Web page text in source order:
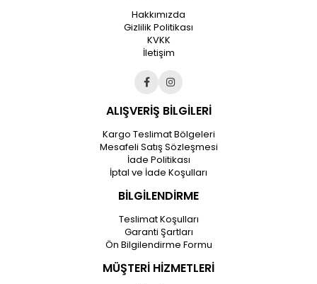
Hakkımızda
Gizlilik Politikası
KVKK
İletişim
ALIŞVERİŞ BİLGİLERİ
Kargo Teslimat Bölgeleri
Mesafeli Satış Sözleşmesi
İade Politikası
İptal ve İade Koşulları
BİLGİLENDİRME
Teslimat Koşulları
Garanti Şartları
Ön Bilgilendirme Formu
MÜŞTERİ HİZMETLERİ